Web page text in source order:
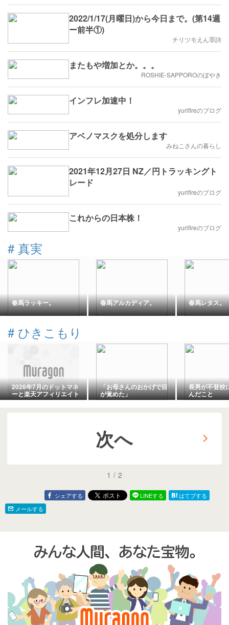
2022/1/17(月曜日)から今日まで。(第14週
ー前半①)
チリツモえん罪詩
またもや増加とか。。。
ROSHIE-SAPPOROのぼやき
インフレ加速中！
yurifireのブログ
アベノマスクを処分します
みねこさんの暮らし
2021年12月27日 NZ／円トラッキングト
レード
yurifireのブログ
これからの日本株！
yurifireのブログ
# 真実
春馬ラッキー。 春馬アルカディア。 春馬レタス。
# ひきこもり
2026年7月のドットマネ
ーと楽天アフィリエイト
の報酬
「お母さんのおかげで目
が覚めた」
長男が不登校
んだこと
次へ
1 / 2
シェアする LINEする
はてブする
メールする